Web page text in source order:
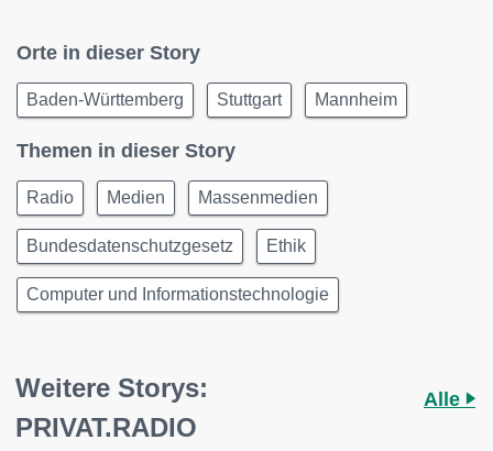
Orte in dieser Story
Baden-Württemberg Stuttgart Mannheim
Themen in dieser Story
Radio Medien Massenmedien
Bundesdatenschutzgesetz Ethik
Computer und Informationstechnologie
Weitere Storys:
PRIVAT.RADIO
Alle